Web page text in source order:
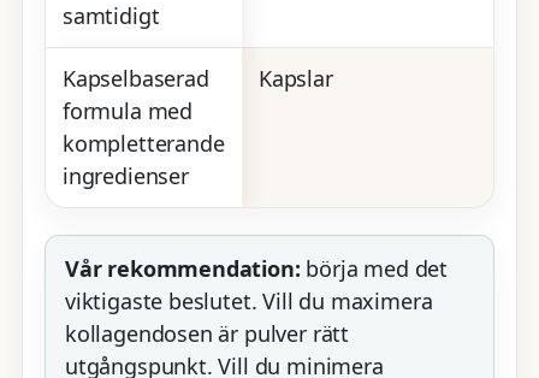
samtidigt
Kapselbaserad
formula med
kompletterande
ingredienser
Kapslar
Vår rekommendation: börja med det
viktigaste beslutet. Vill du maximera
kollagendosen är pulver rätt
utgångspunkt. Vill du minimera